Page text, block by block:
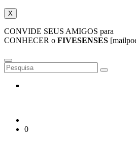
X
CONVIDE SEUS AMIGOS para
CONHECER o FIVESENSES
0